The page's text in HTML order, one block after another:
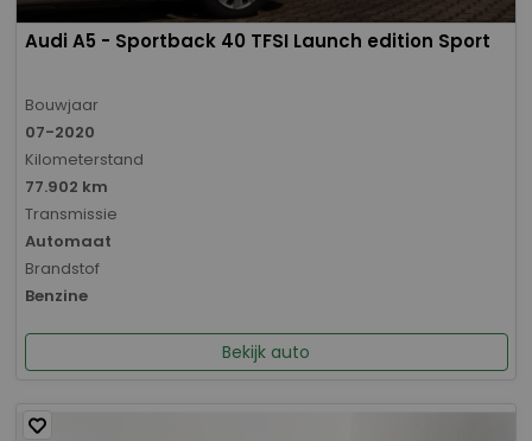
Audi A5 - Sportback 40 TFSI Launch edition Sport
Bouwjaar
07-2020
Kilometerstand
77.902 km
Transmissie
Automaat
Brandstof
Benzine
Bekijk auto